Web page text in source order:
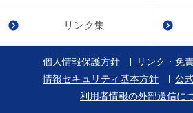
リンク集
個人情報保護方針
リンク・免
情報セキュリティ基本方針
公
利用者情報の外部送信に